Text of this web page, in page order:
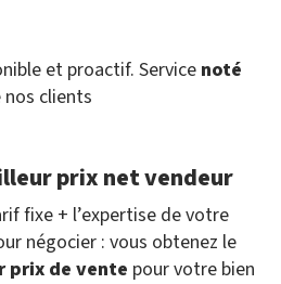
et proactif. Service noté
nos clients
prix net vendeur
fixe + l’expertise de votre
négocier : vous obtenez le
prix de vente pour votre bien